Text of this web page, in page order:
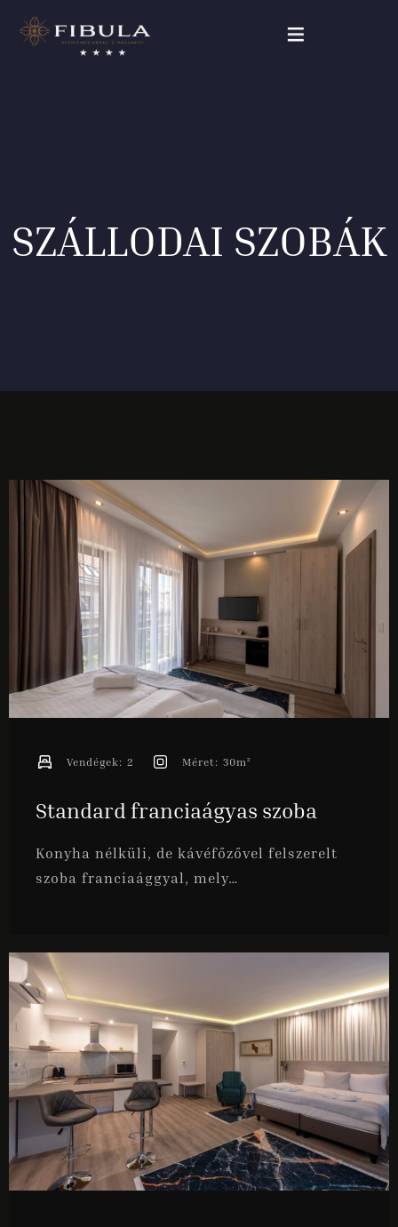
Magyar
SZÁLLODAI SZOBÁK
Standard franciaágyas szoba
Konyha nélküli, de kávéfőzővel felszerelt
szoba franciaággyal, mely…
Vendégek: 2 Méret: 30m²